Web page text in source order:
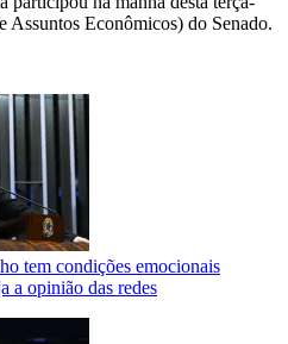
Econômicos) do Senado.
tem condições emocionais
a opinião das redes